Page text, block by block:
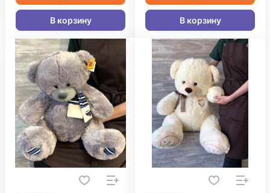
В корзину В корзину